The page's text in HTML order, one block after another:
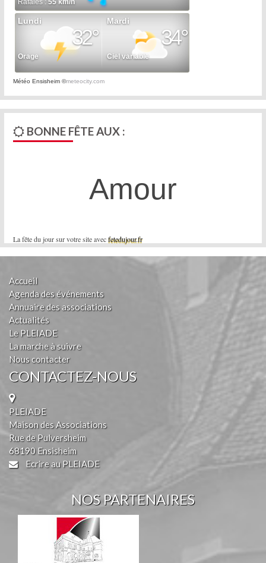
Météo Ensisheim ©meteocity.com
BONNE FÊTE AUX :
La fête du jour sur votre site avecfetedujour.fr
Amour
Accueil
Agenda des événements
Annuaire des associations
Actualités
Le PLEIADE
La marche à suivre
Nous contacter
CONTACTEZ-NOUS
PLEIADE
Maison des Associations
Rue de Pulversheim
68190 Ensisheim
Ecrire au PLEIADE
NOS PARTENAIRES